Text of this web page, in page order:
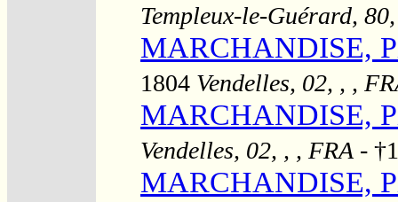
Templeux-le-Guérard,
MARCHANDISE,
1804 Vendelles, 02, , ,
MARCHANDISE,
Vendelles, 02, , , FRA -
MARCHANDISE,